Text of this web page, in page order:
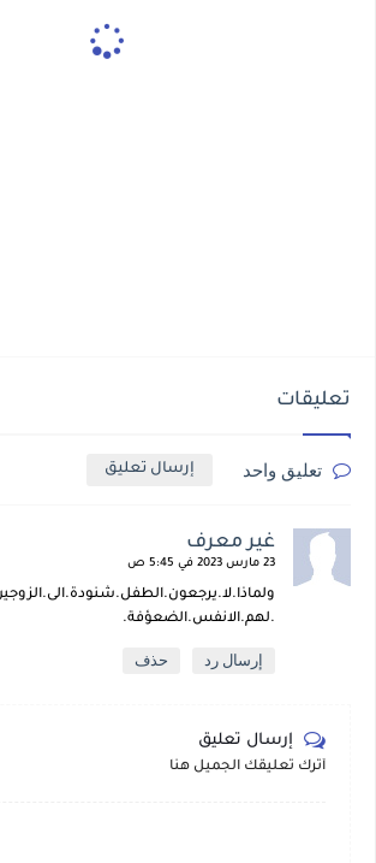
تعليقات
تعليق واحد إرسال تعليق
غير معرف
23 مارس 2023 في 5:45 ص
.لهم.الانفس.الضعؤفة.
إرسال رد حذف
إرسال تعليق
أترك تعليقك الجميل هنا